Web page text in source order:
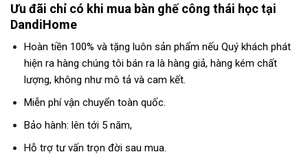
Ưu đãi chỉ có khi mua bàn ghế công thái học tại
DandiHome
Hoàn tiền 100% và tặng luôn sản phẩm nếu Quý khách phát
hiện ra hàng chúng tôi bán ra là hàng giả, hàng kém chất
lượng, không như mô tả và cam kết.
Miễn phí vận chuyển toàn quốc.
Bảo hành: lên tới 5 năm,
Hỗ trợ tư vấn trọn đời sau mua.